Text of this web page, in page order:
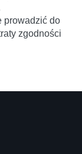
prowadzić do
zgodności